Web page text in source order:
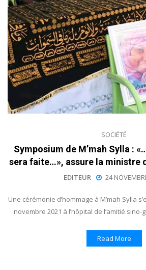
SOCIÉTÉ
Symposium de M’mah Sylla :
sera faite…», assure la ministre
EDITEUR 24
Une cérémonie d’hommage à M’mah Sylla
novembre 2021 à l’hôpital de l’amitié
Read More